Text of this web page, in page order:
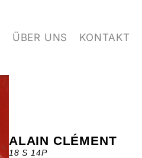
ÜBER UNS KONTAKT
ALAIN CLÉMENT
18 S 14P